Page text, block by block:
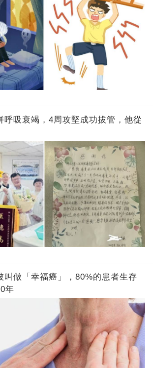
呼吸衰竭，4周攻堅成功拔管，他從
叫做「幸福癌」，80%的患者生存
年